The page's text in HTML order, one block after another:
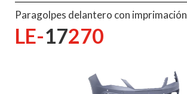
Paragolpes delantero con imprimación
LE-17270